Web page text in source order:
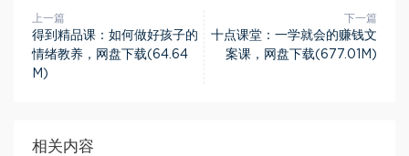
上一篇
得到精品课：如何做好孩子的
情绪教养，网盘下载(64.64
M)
下一篇
十点课堂：一学就会的赚钱文
案课，网盘下载(677.01M)
相关内容